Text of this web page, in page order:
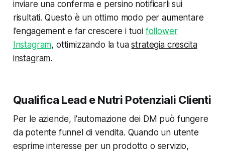
inviare una conferma e persino notificarli sui
risultati. Questo è un ottimo modo per aumentare
l'engagement e far crescere i tuoi follower
Instagram, ottimizzando la tuastrategia crescita
instagram.
Qualifica Lead e Nutri Potenziali Clienti
Per le aziende, l'automazione dei DM può fungere
da potente funnel di vendita. Quando un utente
esprime interesse per un prodotto o servizio,